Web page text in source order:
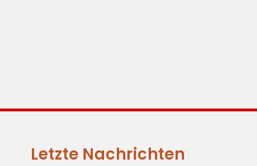
Letzte Nachrichten